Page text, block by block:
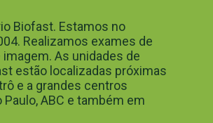
Biofast. Estamos no
Realizamos exames de
As unidades de
estão localizadas próximas
e a grandes centros
ABC e também em